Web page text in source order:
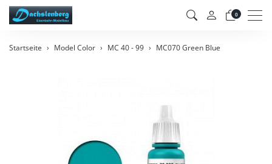
0
Startseite Model Color MC 40 - 99 MC070 Green Blue